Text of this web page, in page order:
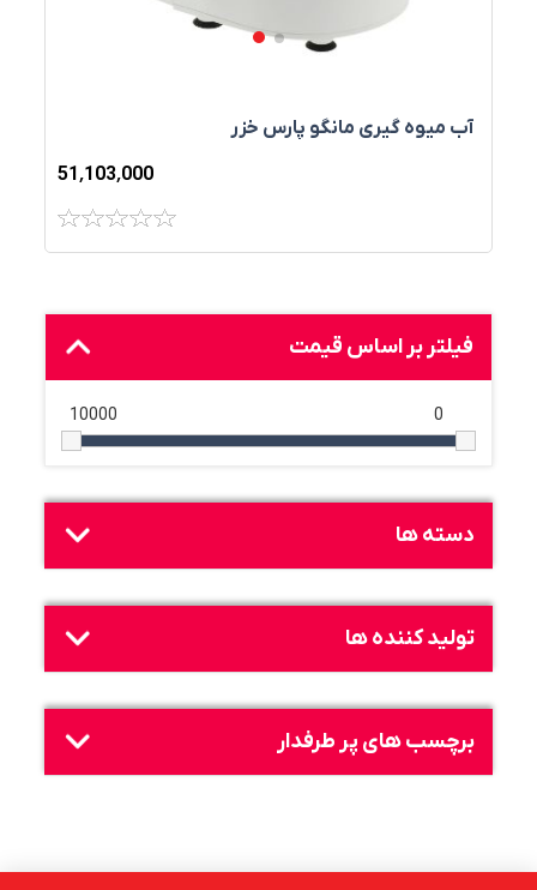
آب‌ ميوه‌ گيری مانگو پارس خزر
51٬103٬000
فیلتر بر اساس قیمت
0
10000
دسته ها
تولید کننده ها
برچسب های پر طرفدار